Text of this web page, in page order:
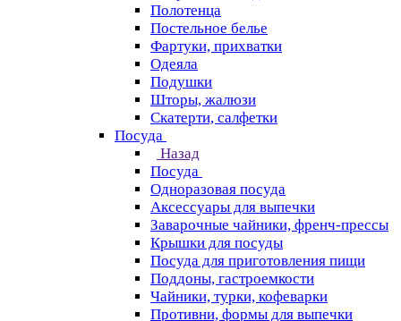
Полотенца
Постельное белье
Фартуки, прихватки
Одеяла
Подушки
Шторы, жалюзи
Скатерти, салфетки
Посуда
Назад
Посуда
Одноразовая посуда
Аксессуары для выпечки
Заварочные чайники, френч-прессы
Крышки для посуды
Посуда для приготовления пищи
Поддоны, гастроемкости
Чайники, турки, кофеварки
Противни, формы для выпечки